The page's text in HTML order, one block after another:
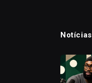
Notícias